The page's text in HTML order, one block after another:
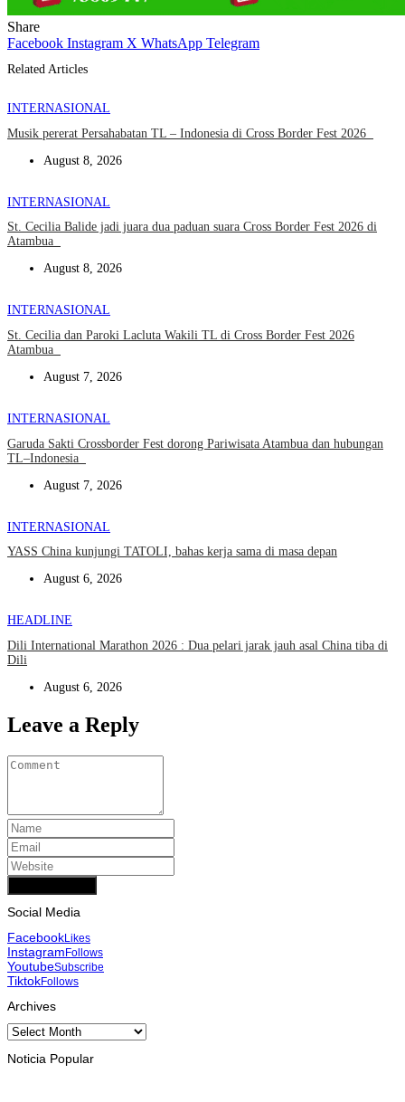
Share
Facebook Instagram X WhatsApp Telegram
Related Articles
INTERNASIONAL
Musik pererat Persahabatan TL – Indonesia di Cross Border Fest 2026
August 8, 2026
INTERNASIONAL
St. Cecilia Balide jadi juara dua paduan suara Cross Border Fest 2026 di
Atambua
August 8, 2026
INTERNASIONAL
St. Cecilia dan Paroki Lacluta Wakili TL di Cross Border Fest 2026
Atambua
August 7, 2026
INTERNASIONAL
Garuda Sakti Crossborder Fest dorong Pariwisata Atambua dan hubungan
TL–Indonesia
August 7, 2026
INTERNASIONAL
YASS China kunjungi TATOLI, bahas kerja sama di masa depan
August 6, 2026
HEADLINE
Dili International Marathon 2026 : Dua pelari jarak jauh asal China tiba di
Dili
August 6, 2026
Leave a Reply
Social Media
FacebookLikes
InstagramFollows
YoutubeSubscribe
TiktokFollows
Archives
Archives
Noticia Popular